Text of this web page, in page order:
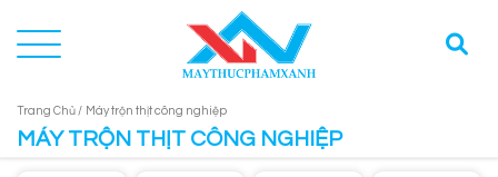
Trang Chủ / Máy trộn thịt công nghiệp
MÁY TRỘN THỊT CÔNG NGHIỆP